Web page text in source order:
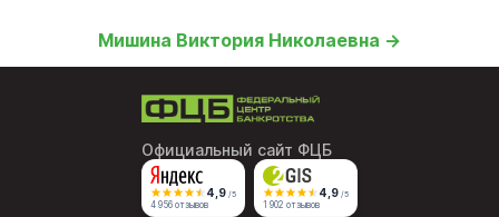
Мишина Виктория Николаевна →
Официальный сайт ФЦБ
4,9 /5
4 956 отзывов
4,9 /5
1 902 отзывов